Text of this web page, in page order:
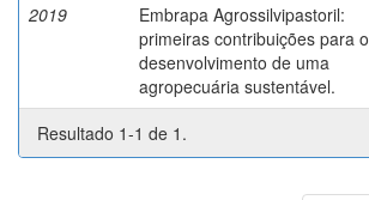
2019
Embrapa Agrossilvipastoril:
primeiras contribuições para o
desenvolvimento de uma
agropecuária sustentável.
Resultado 1-1 de 1.